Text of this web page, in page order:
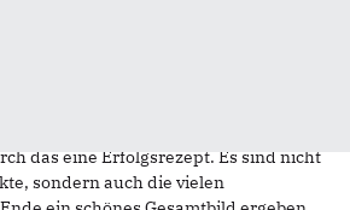
sowie die für eine Gemeinde
kulturellen Angebote, zu schätzen
ihren Bürgern gemocht wird, die
das eine Erfolgsrezept. Es sind nicht
sondern auch die vielen